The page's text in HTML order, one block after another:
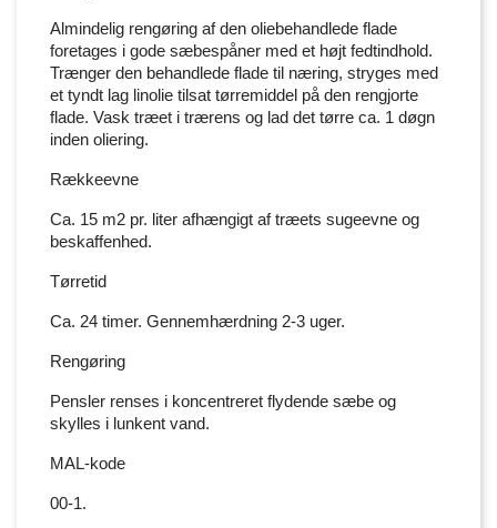
Almindelig rengøring af den oliebehandlede flade
foretages i gode sæbespåner med et højt fedtindhold.
Trænger den behandlede flade til næring, stryges med
et tyndt lag linolie tilsat tørremiddel på den rengjorte
flade. Vask træet i trærens og lad det tørre ca. 1 døgn
inden oliering.
Rækkeevne
Ca. 15 m2 pr. liter afhængigt af træets sugeevne og
beskaffenhed.
Tørretid
Ca. 24 timer. Gennemhærdning 2-3 uger.
Rengøring
Pensler renses i koncentreret flydende sæbe og
skylles i lunkent vand.
MAL-kode
00-1.